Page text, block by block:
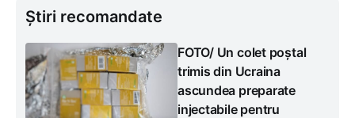
Știri recomandate
FOTO/ Un colet poștal
trimis din Ucraina
ascundea preparate
injectabile pentru